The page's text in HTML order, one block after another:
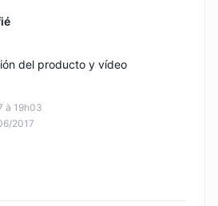
à 19h03
2017
del producto y vídeo